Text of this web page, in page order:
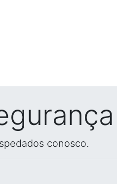
conosco.